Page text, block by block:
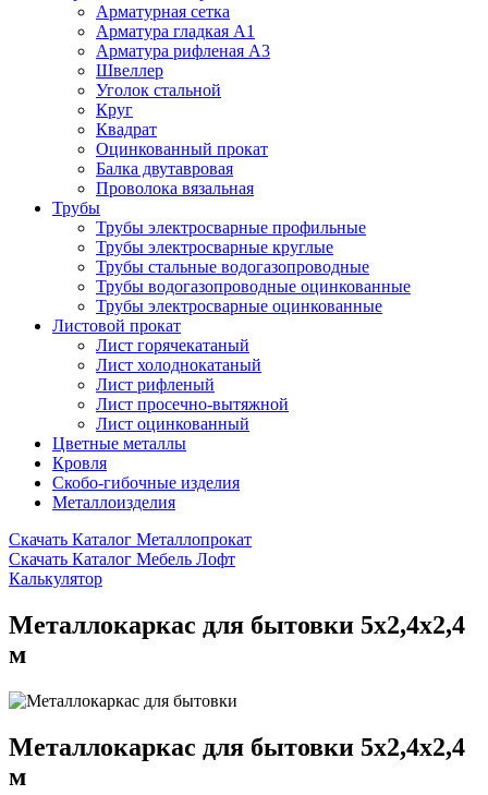
Арматурная сетка
Арматура гладкая А1
Арматура рифленая А3
Швеллер
Уголок стальной
Круг
Квадрат
Оцинкованный прокат
Балка двутавровая
Проволока вязальная
Трубы
Трубы электросварные профильные
Трубы электросварные круглые
Трубы стальные водогазопроводные
Трубы водогазопроводные оцинкованные
Трубы электросварные оцинкованные
Листовой прокат
Лист горячекатаный
Лист холоднокатаный
Лист рифленый
Лист просечно-вытяжной
Лист оцинкованный
Цветные металлы
Кровля
Скобо-гибочные изделия
Металлоизделия
Скачать Каталог Металлопрокат
Скачать Каталог Мебель Лофт
Калькулятор
Металлокаркас для бытовки 5х2,4х2,4
м
Металлокаркас для бытовки 5х2,4х2,4
м